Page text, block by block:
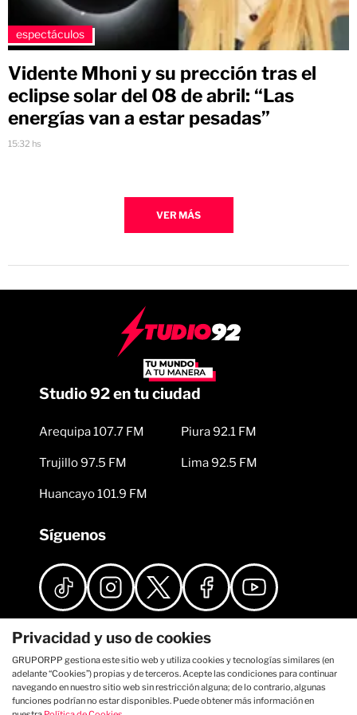
espectáculos
Vidente Mhoni y su prección tras el
eclipse solar del 08 de abril: “Las
energías van a estar pesadas”
15:32 hs
VER MÁS
Studio 92 en tu ciudad
Arequipa 107.7 FM
Trujillo 97.5 FM
Huancayo 101.9 FM
Piura 92.1 FM
Lima 92.5 FM
Síguenos
Privacidad y uso de cookies
GRUPORPP gestiona este sitio web y utiliza cookies y tecnologías similares (en
adelante “Cookies”) propias y de terceros. Acepte las condiciones para continuar
navegando en nuestro sitio web sin restricción alguna; de lo contrario, algunas
funciones podrían no estar disponibles. Puede obtener más información en